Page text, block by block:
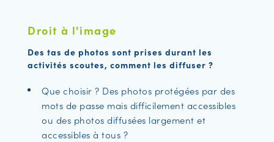
Droit à l'image
Des tas de photos sont prises durant les
activités scoutes, comment les diffuser ?
Que choisir ? Des photos protégées par des
mots de passe mais difficilement accessibles
ou des photos diffusées largement et
accessibles à tous ?